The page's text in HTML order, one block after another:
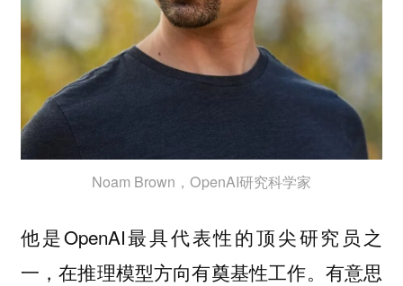
Noam Brown，OpenAI研究科学家
他是OpenAI最具代表性的顶尖研究员之
一，在推理模型方向有奠基性工作。有意思